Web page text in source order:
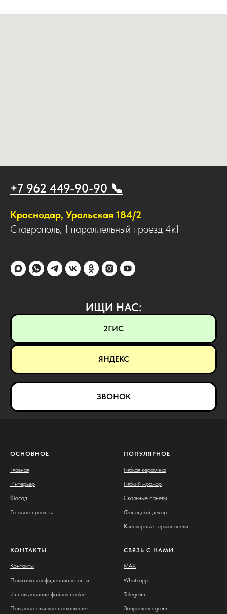
+7 962 449-90-90 📞
Краснодар, Уральская 184/2
Ставрополь, 1 параллельный проезд 4к1
ИЩИ НАС:
2ГИС
ЯНДЕКС
ЗВОНОК
ОСНОВНОЕ
Главная
Интерьер
Фасад
Готовые проекты
ПОПУЛЯРНОЕ
Гибкая керамика
Гибкий мрамор
Скальные панели
Фасадный декор
Клинкерные термопанели
КОНТАКТЫ
Контакты
Политика конфиденциальности
Использование файлов cookie
Пользовательское соглашение
СВЯЗЬ С НАМИ
MAX
Whatsapp
Telegram
Запрещено-gram